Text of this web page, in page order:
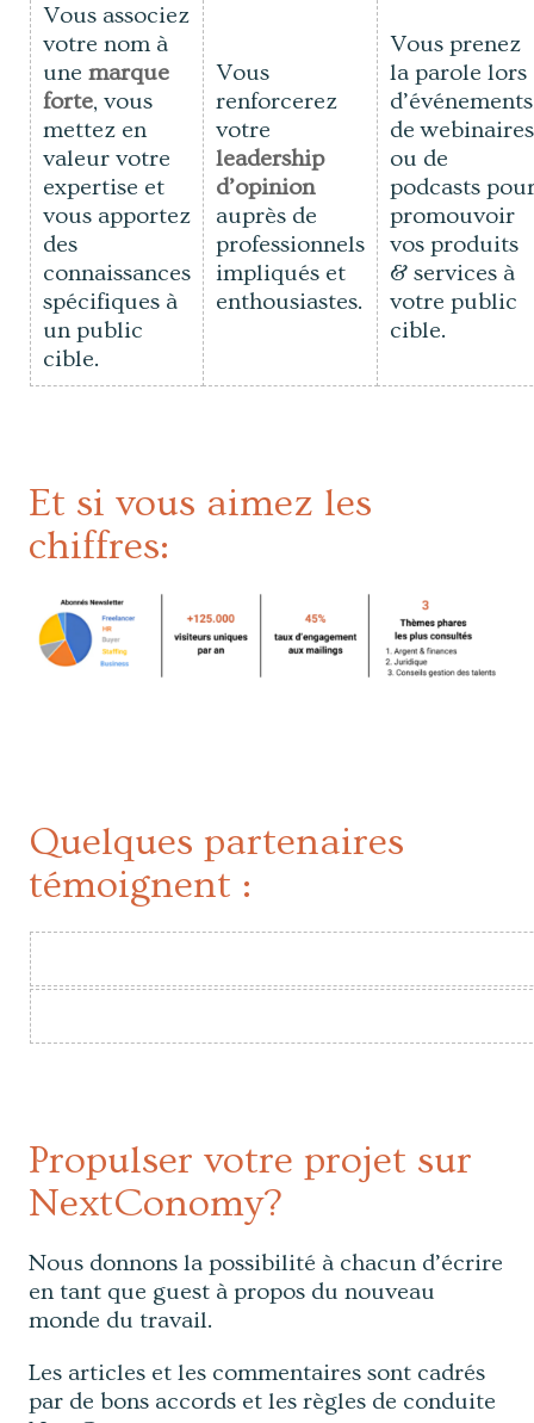
Vous associez
votre nom à
unemarque
forte, vous
mettez en
valeur votre
expertise et
vous apportez
des
connaissances
spécifiques à
un public
cible.
Vous
renforcerez
votre
leadership
d’opinion
auprès de
professionnels
impliqués et
enthousiastes.
Vous prenez
la parole lors
de webinaires
ou de
podcasts
promouvoir
vos produits
& services à
votre public
cible.
Et si vous aimez les
chiffres:
Quelques partenaires
témoignent :
Propulser votre projet sur
NextConomy?
Nous donnons la possibilité à chacun d’écrire
en tant que guest à propos du nouveau
monde du travail.
Les articles et les commentaires sont cadrés
par de bons accords et les règles de conduite